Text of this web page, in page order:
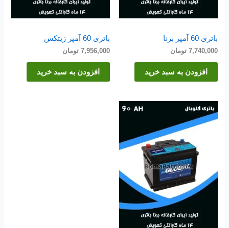
باتری 60 آمپر برنا
7,740,000 تومان
افزودن به سبد خرید
باتری 60 آمپر زیتکس
7,956,000 تومان
افزودن به سبد خرید